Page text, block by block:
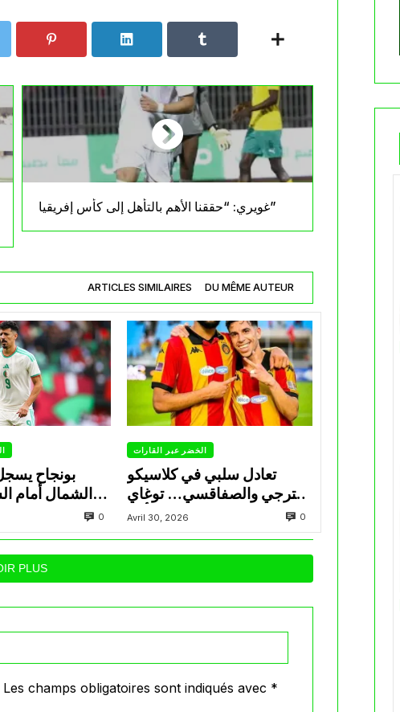
غويري: “حققنا الأهم بالتأهل إلى كأس إفريقيا”
ARTICLES SIMILAIRES DU MÊME AUTEUR
بونجاح
الشمال أمام
0
الخضر عبر القارات
تعادل سلبي في كلاسيكو
الترجي والصفاقسي… توغاي
يهدر ركلة جزاء وبوعالية يتألق
Avril 30, 2026 0
PLUS
Les champs obligatoires sont indiqués avec *